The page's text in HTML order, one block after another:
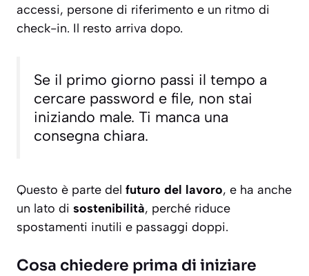
accessi, persone di riferimento e un ritmo di
check-in. Il resto arriva dopo.
Se il primo giorno passi il tempo a
cercare password e file, non stai
iniziando male. Ti manca una
consegna chiara.
Questo è parte del futuro del lavoro, e ha anche
un lato di sostenibilità, perché riduce
spostamenti inutili e passaggi doppi.
Cosa chiedere prima di iniziare